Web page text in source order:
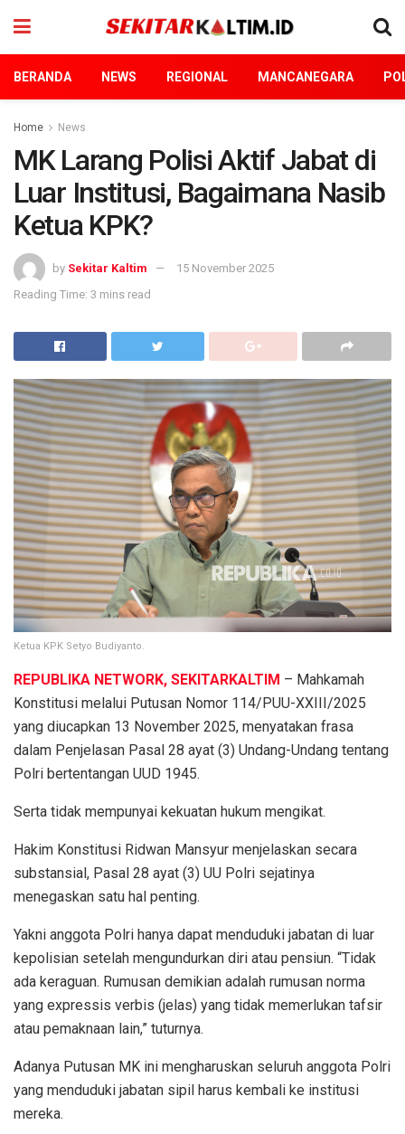
BERANDA NEWS REGIONAL MANCANEGARA
Home News
MK Larang Polisi Aktif Jabat di
Luar Institusi, Bagaimana Nasib
Ketua KPK?
by Sekitar Kaltim
15 November 2025
Reading Time: 3 mins read
Ketua KPK Setyo Budiyanto.
REPUBLIKA NETWORK, SEKITARKALTIM – Mahkamah
Konstitusi melalui Putusan Nomor 114/PUU-XXIII/2025
yang diucapkan 13 November 2025, menyatakan frasa
dalam Penjelasan Pasal 28 ayat (3) Undang-Undang tentang
Polri bertentangan UUD 1945.
Serta tidak mempunyai kekuatan hukum mengikat.
Hakim Konstitusi Ridwan Mansyur menjelaskan secara
substansial, Pasal 28 ayat (3) UU Polri sejatinya
menegaskan satu hal penting.
Yakni anggota Polri hanya dapat menduduki jabatan di luar
kepolisian setelah mengundurkan diri atau pensiun. “Tidak
ada keraguan. Rumusan demikian adalah rumusan norma
yang expressis verbis (jelas) yang tidak memerlukan tafsir
atau pemaknaan lain,” tuturnya.
Adanya Putusan MK ini mengharuskan seluruh anggota Polri
yang menduduki jabatan sipil harus kembali ke institusi
mereka.